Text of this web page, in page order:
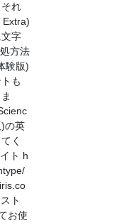
れ
Extra)
字
方法
験版)
も
の英
く
ト h
ト
お使